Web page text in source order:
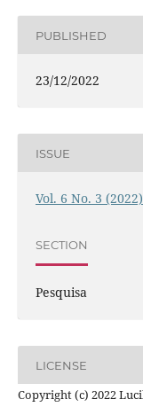
PUBLISHED
23/12/2022
ISSUE
Vol. 6 No. 3 (2022)
SECTION
Pesquisa
LICENSE
Copyright (c) 2022